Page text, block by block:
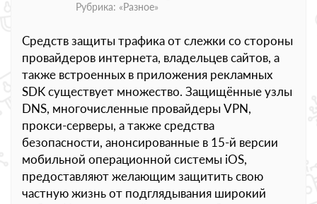
Рубрика: «Разное»
Средств защиты трафика от слежки со стороны
провайдеров интернета, владельцев сайтов, а
также встроенных в приложения рекламных
SDK существует множество. Защищённые узлы
DNS, многочисленные провайдеры VPN,
прокси-серверы, а также средства
безопасности, анонсированные в 15-й версии
мобильной операционной системы iOS,
предоставляют желающим защитить свою
частную жизнь от подглядывания широкий